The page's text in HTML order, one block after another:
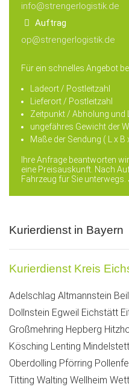
info@strengerlogistik.de
Auftrag
op@strengerlogistik.de
Für ein schnelles Angebot
Ladeort / Postleitzahl
Lieferort / Postleitzahl
Zeitpunkt / Abholung und
ungefähres Gewicht der
Maße der Sendung ( L x B
Ihre Anfrage beantworten
eine Preisauskunft. Nach
Fahrzeug für Sie unterwegs.
Kurierdienst in Bayern
Kurierdienst Kreis
Adelschlag Altmannstein
Dollnstein Egweil Eichstätt
Großmehring Hepberg
Kösching Lenting
Oberdolling Pförring
Titting Walting Wellheim